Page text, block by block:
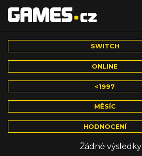
SWITCH
ONLINE
<1997
MĚSÍC
HODNOCENÍ
Žádné výsledky